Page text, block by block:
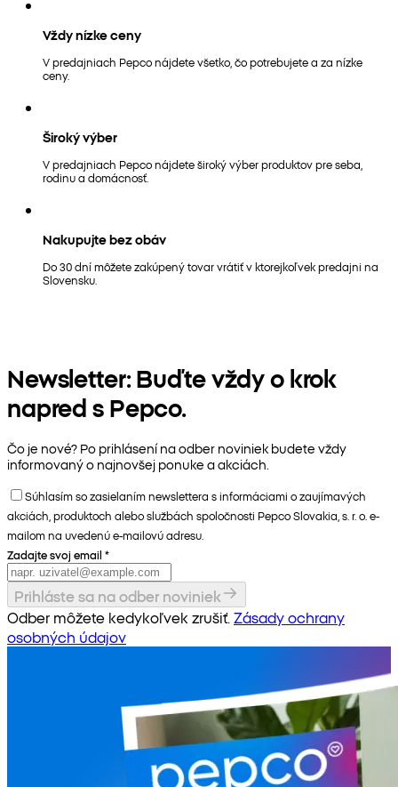
Vždy nízke ceny
V predajniach Pepco nájdete všetko, čo potrebujete a za nízke
ceny.
Široký výber
V predajniach Pepco nájdete široký výber produktov pre seba,
rodinu a domácnosť.
Nakupujte bez obáv
Do 30 dní môžete zakúpený tovar vrátiť v ktorejkoľvek predajni na
Slovensku.
Newsletter: Buďte vždy o krok
napred s Pepco.
Čo je nové? Po prihlásení na odber noviniek budete vždy
informovaný o najnovšej ponuke a akciách.
Súhlasím so zasielaním newslettera s informáciami o zaujímavých
akciách, produktoch alebo službách spoločnosti Pepco Slovakia, s. r. o. e-
mailom na uvedenú e-mailovú adresu.
Zadajte svoj email *
Prihláste sa na odber noviniek
Odber môžete kedykoľvek zrušiť.Zásady ochrany
osobných údajov